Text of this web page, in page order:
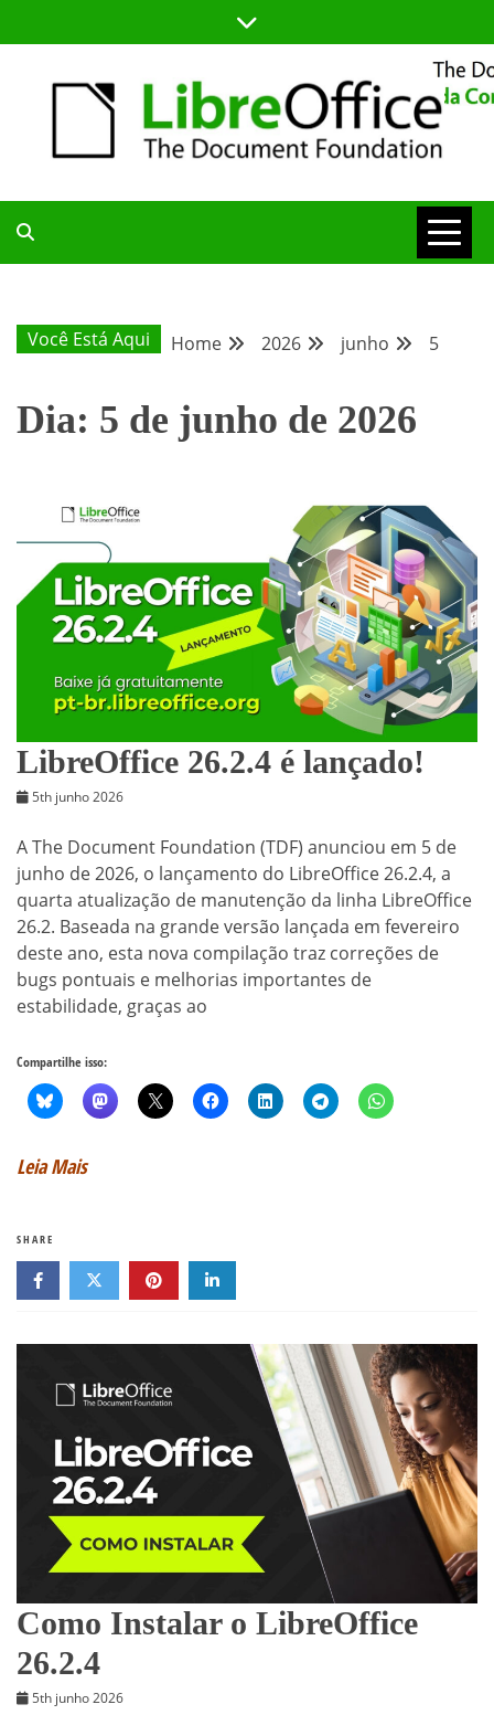
to
BLOG DA
COMUNIDADE
BRASILEIRA
Você Está Aqui Home 2026 junho 5
Dia: 5 de junho de 2026
LibreOffice 26.2.4 é lançado!
5th junho 2026
A The Document Foundation (TDF) anunciou em 5 de
junho de 2026, o lançamento do LibreOffice 26.2.4, a
quarta atualização de manutenção da linha LibreOffice
26.2. Baseada na grande versão lançada em fevereiro
deste ano, esta nova compilação traz correções de
bugs pontuais e melhorias importantes de
estabilidade, graças ao
Compartilhe isso:
Leia Mais
SHARE
Como Instalar o LibreOffice
26.2.4
5th junho 2026